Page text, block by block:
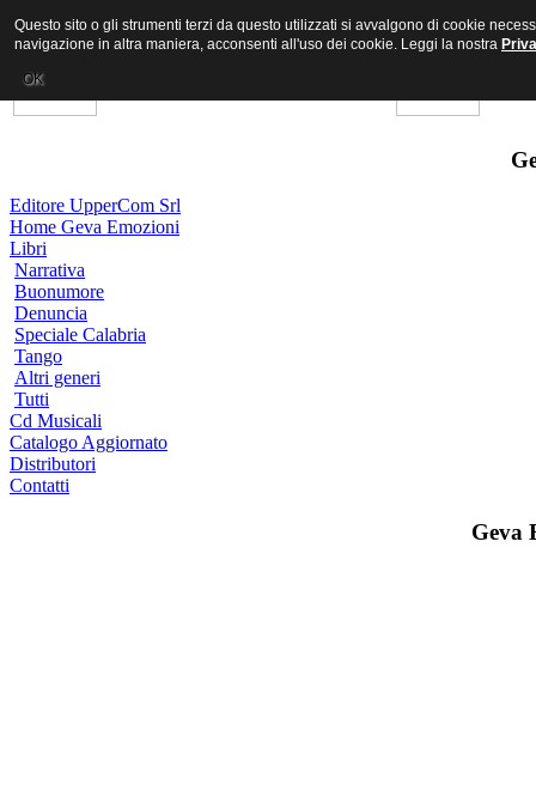
Editore UpperCom Srl
Home Geva Emozioni
Libri
Narrativa
Buonumore
Denuncia
Speciale Calabria
Tango
Altri generi
Tutti
Cd Musicali
Catalogo Aggiornato
Distributori
Contatti
Geva
Questo sito o gli strumenti terzi da questo utilizzati si avvalgono di cookie
navigazione in altra maniera, acconsenti all'uso dei cookie. Leggi la nostra
OK